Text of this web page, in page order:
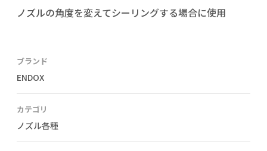
ノズルの角度を変えてシーリングする場合に使用
ブランド
ENDOX
カテゴリ
ノズル各種